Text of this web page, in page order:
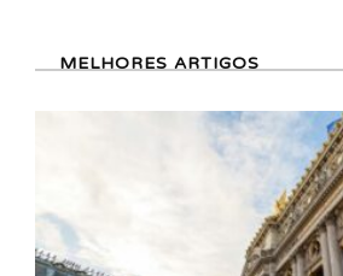
MELHORES ARTIGOS